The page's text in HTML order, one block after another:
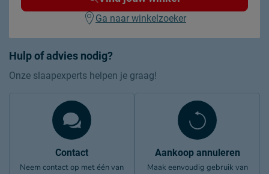
Hulp of advies nodig?
Onze slaapexperts helpen je graag!
Contact
Neem contact op met één van
Aankoop annuleren
Maak eenvoudig gebruik van
Ga naar winkelzoeker